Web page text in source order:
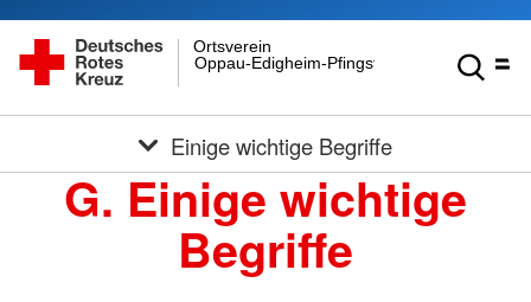
Oppau-Edigheim-Pfingstweide e.V.
Ortsverein
Einige wichtige Begriffe
G. Einige wichtige
Begriffe